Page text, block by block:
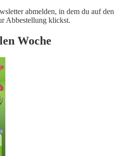
abmelden, in dem du auf den
Abbestellung klickst.
Woche